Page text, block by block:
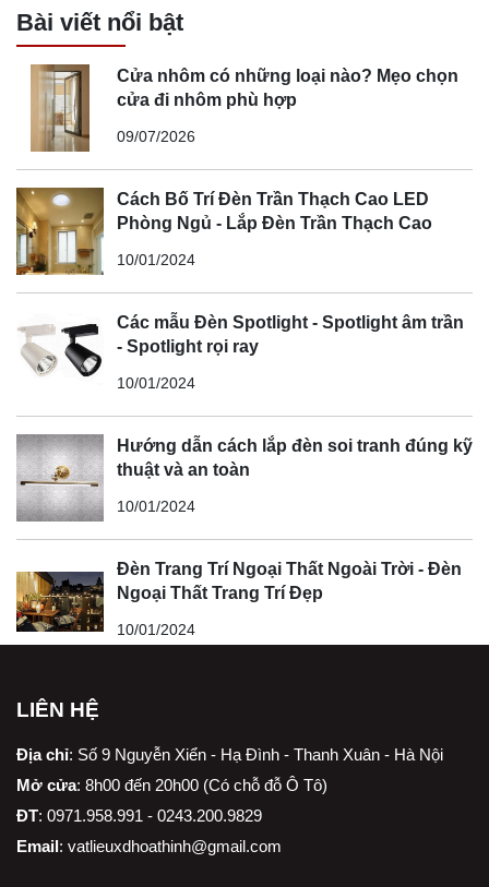
Bài viết nổi bật
Cửa nhôm có những loại nào? Mẹo chọn
cửa đi nhôm phù hợp
09/07/2026
Cách Bố Trí Đèn Trần Thạch Cao LED
Phòng Ngủ - Lắp Đèn Trần Thạch Cao
10/01/2024
Các mẫu Đèn Spotlight - Spotlight âm trần
- Spotlight rọi ray
10/01/2024
Hướng dẫn cách lắp đèn soi tranh đúng kỹ
thuật và an toàn
10/01/2024
Đèn Trang Trí Ngoại Thất Ngoài Trời - Đèn
Ngoại Thất Trang Trí Đẹp
10/01/2024
LIÊN HỆ
Địa chỉ: Số 9 Nguyễn Xiển - Hạ Đình - Thanh Xuân - Hà Nội
Mở cửa: 8h00 đến 20h00 (Có chỗ đỗ Ô Tô)
ĐT: 0971.958.991 - 0243.200.9829
Email: vatlieuxdhoathinh@gmail.com